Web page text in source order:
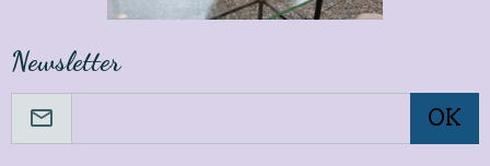
Newsletter
OK